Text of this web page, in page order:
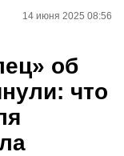
об
что
14 июня 2025 08:56